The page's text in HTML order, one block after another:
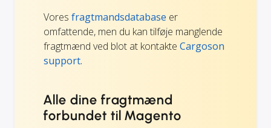
Vores fragtmandsdatabase er
omfattende, men du kan tilføje manglende
fragtmænd ved blot at kontakte Cargoson
support.
Alle dine fragtmænd
forbundet til Magento